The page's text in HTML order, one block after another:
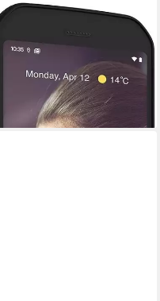
CAT S42 Smartphone
299,90 €
lieferbar - in 3-4 Werktagen bei dir